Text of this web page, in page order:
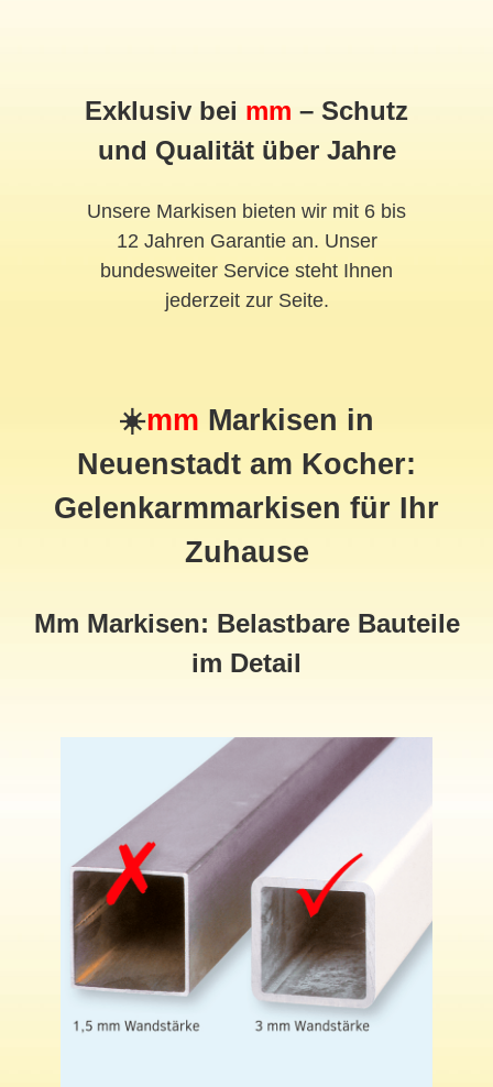
Exklusiv bei mm – Schutz
und Qualität über Jahre
Unsere Markisen bieten wir mit 6 bis
12 Jahren Garantie an. Unser
bundesweiter Service steht Ihnen
jederzeit zur Seite.
☀️mm Markisen in
Neuenstadt am Kocher:
Gelenkarmmarkisen für Ihr
Zuhause
Mm Markisen: Belastbare Bauteile
im Detail